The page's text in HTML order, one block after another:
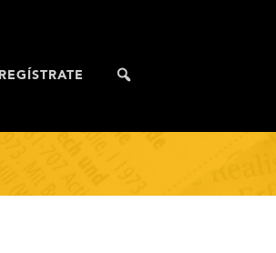
REGÍSTRATE